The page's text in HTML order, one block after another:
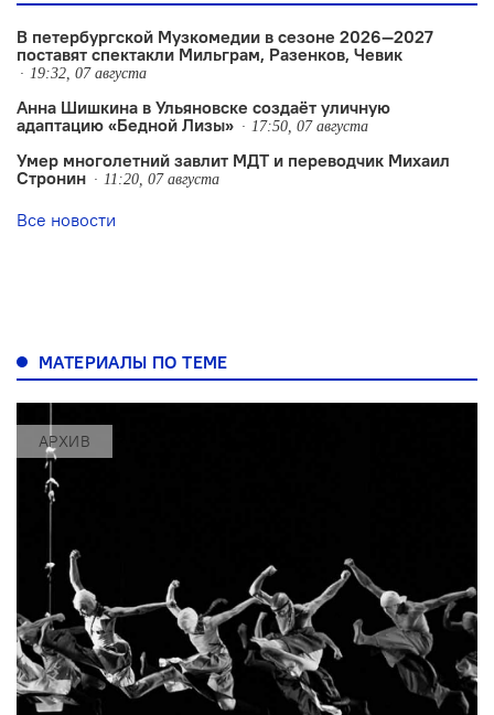
В петербургской Музкомедии в сезоне 2026—2027
поставят спектакли Мильграм, Разенков, Чевик
19:32, 07 августа
Анна Шишкина в Ульяновске создаëт уличную
адаптацию «Бедной Лизы»
17:50, 07 августа
Умер многолетний завлит МДТ и переводчик Михаил
Стронин
11:20, 07 августа
Все новости
МАТЕРИАЛЫ ПО ТЕМЕ
АРХИВ